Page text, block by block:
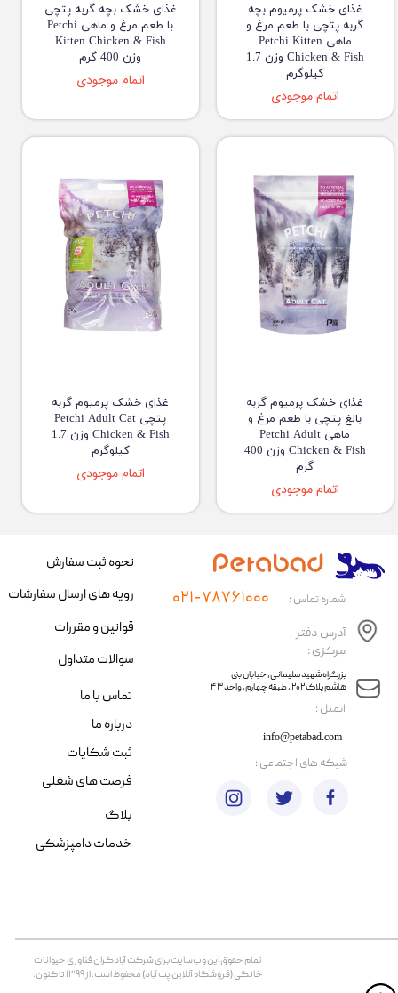
غذای خشک پرمیوم بچه
گربه پتچی با طعم مرغ و
ماهی Petchi Kitten
Chicken & Fish وزن 1.7
کیلوگرم
اتمام موجودی
غذای خشک بچه گربه پتچی
با طعم مرغ و ماهی Petchi
Kitten Chicken & Fish
وزن 400 گرم
اتمام موجودی
غذای خشک پرمیوم گربه
بالغ پتچی با طعم مرغ و
ماهی Petchi Adult
Chicken & Fish وزن 400
گرم
اتمام موجودی
غذای خشک پرمیوم گربه
پتچی Petchi Adult Cat
Chicken & Fish وزن 1.7
کیلوگرم
اتمام موجودی
​ایمیل :
آدرس دفتر
مرکزی :
info@petabad.com
​​بزرگراه شهید سلیمانی، خیابان بنی
هاشم پلاک ۲۰۲ ، طبقه چهارم، واحد ۴۳
شماره تماس : ۰۲۱-۷۸۷۶۱۰۰۰
تمام حقوق اين وب‌سايت برای شرکت آبادگران فناوری حیوانات
خانگی (فروشگاه آنلاین پت آباد) محفوظ است. از ۱۳۹۹ تا کنون.
نحوه ثبت سفارش
رویه های ارسال سفارشات
قوانین و مقررات
سوالات متداول
تماس با ما
درباره ما
ثبت شکایات
فرصت های شغلی
​شبکه های اجتماعی :
بلاگ
خدمات دامپزشکی